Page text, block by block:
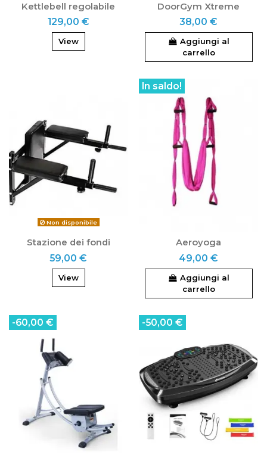
Kettlebell regolabile
129,00 €
View
DoorGym Xtreme
38,00 €
Aggiungi al
carrello
Non disponibile
Stazione dei fondi
59,00 €
View
In saldo!
Aeroyoga
49,00 €
Aggiungi al
carrello
-60,00 € -50,00 €